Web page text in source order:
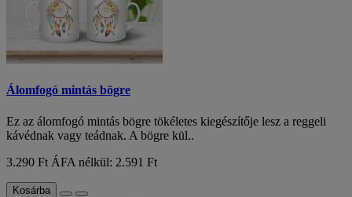
Álomfogó mintás bögre
Ez az álomfogó mintás bögre tökéletes kiegészítője lesz a reggeli
kávédnak vagy teádnak. A bögre kül..
3.290 Ft ÁFA nélkül: 2.591 Ft
Kosárba